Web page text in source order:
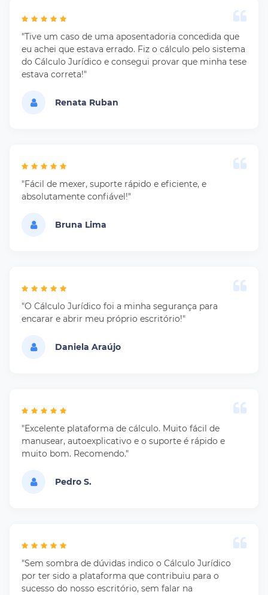
"Tive um caso de uma aposentadoria concedida que
eu achei que estava errado. Fiz o cálculo pelo sistema
do Cálculo Jurídico e consegui provar que minha tese
estava correta!"
Renata Ruban
"Fácil de mexer, suporte rápido e eficiente, e
absolutamente confiável!"
Bruna Lima
"O Cálculo Jurídico foi a minha segurança para
encarar e abrir meu próprio escritório!"
Daniela Araújo
"Excelente plataforma de cálculo. Muito fácil de
manusear, autoexplicativo e o suporte é rápido e
muito bom. Recomendo."
Pedro S.
"Sem sombra de dúvidas indico o Cálculo Jurídico
por ter sido a plataforma que contribuiu para o
sucesso do nosso escritório, sem falar na